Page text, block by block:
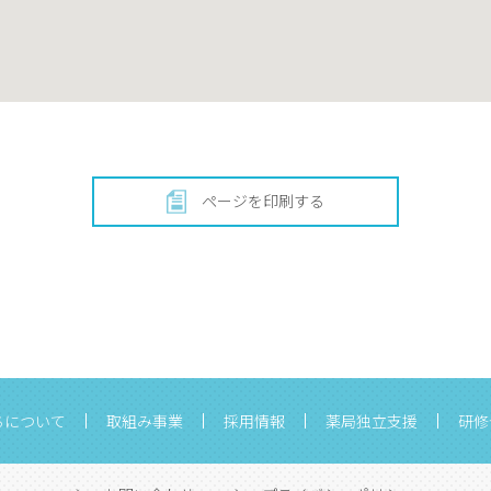
ページを印刷する
ついて 取組み事業 採用情報 薬局独立支援 研